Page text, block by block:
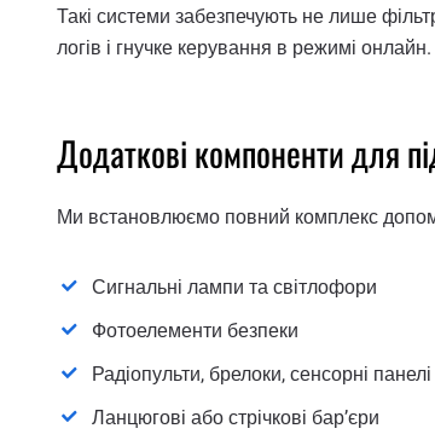
Такі системи забезпечують не лише
логів і гнучке керування в режимі онлайн.
Додаткові компоненти для
Ми встановлюємо повний комплекс
Сигнальні лампи та світлофори
Фотоелементи безпеки
Радіопульти, брелоки, сенсорні панелі
Ланцюгові або стрічкові бар’єри